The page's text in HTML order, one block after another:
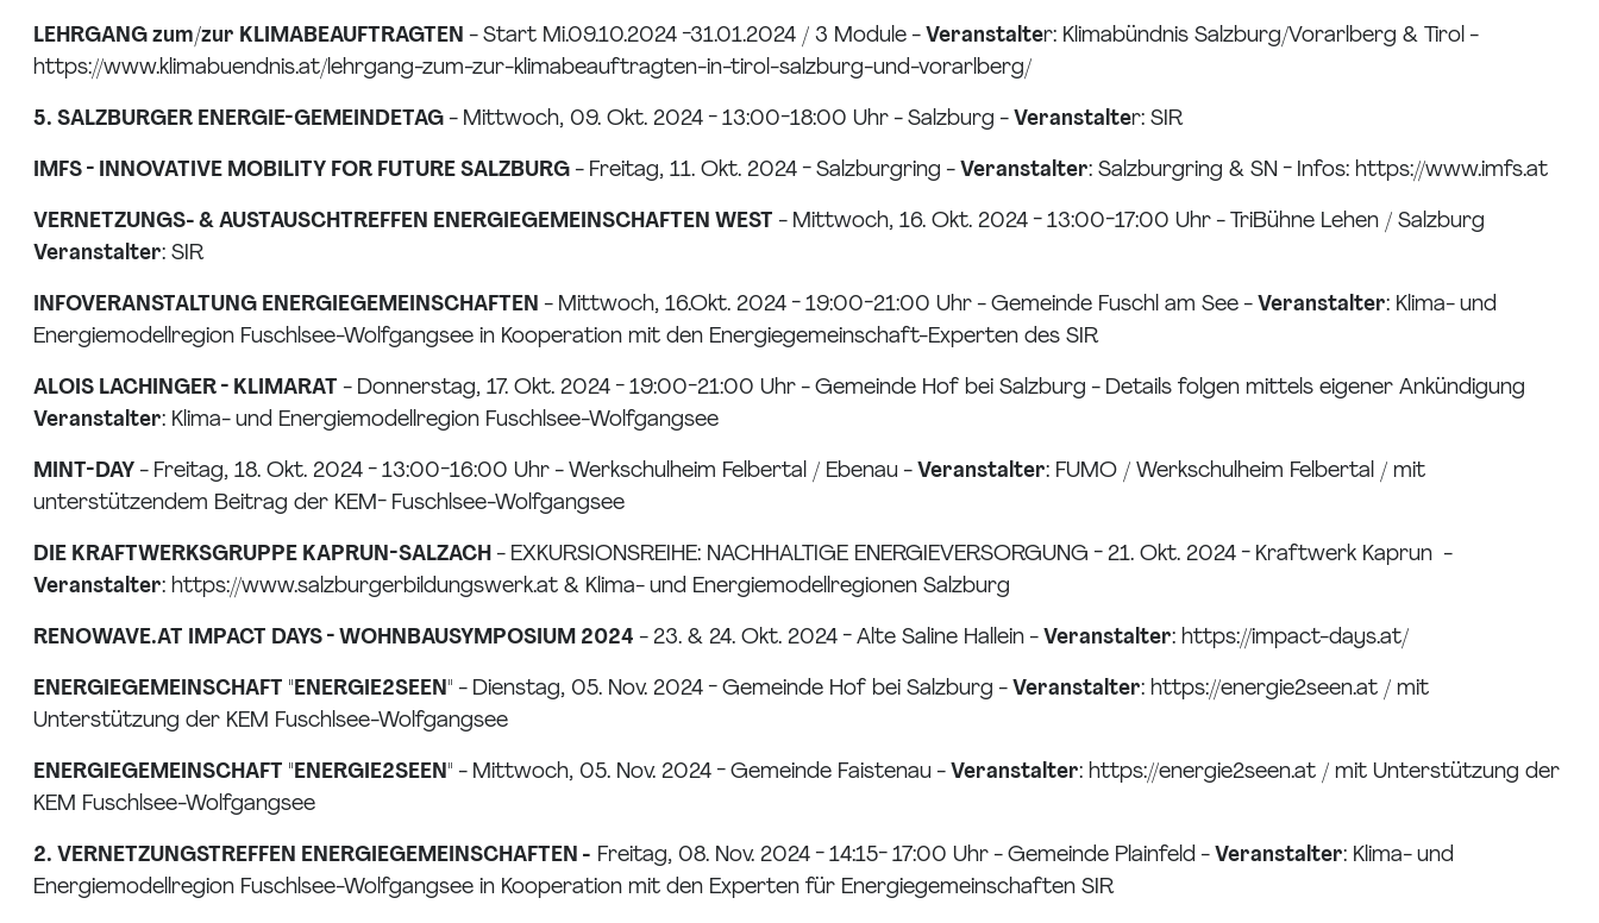
LEHRGANG zum/zur KLIMABEAUFTRAGTEN - Start Mi.09.10.2024 -31.01.2024 / 3 Module - Veranstalter: Klimabündnis Salzburg/Vorarlberg & Tirol -
https://www.klimabuendnis.at/lehrgang-zum-zur-klimabeauftragten-in-tirol-salzburg-und-vorarlberg/
5. SALZBURGER ENERGIE-GEMEINDETAG - Mittwoch, 09. Okt. 2024 - 13:00-18:00 Uhr - Salzburg - Veranstalter: SIR
IMFS - INNOVATIVE MOBILITY FOR FUTURE SALZBURG - Freitag, 11. Okt. 2024 - Salzburgring - Veranstalter: Salzburgring & SN - Infos: https://www.imfs.at
VERNETZUNGS- & AUSTAUSCHTREFFEN ENERGIEGEMEINSCHAFTEN WEST - Mittwoch, 16. Okt. 2024 - 13:00-17:00 Uhr - TriBühne Lehen / Salzburg
Veranstalter: SIR
INFOVERANSTALTUNG ENERGIEGEMEINSCHAFTEN - Mittwoch, 16.Okt. 2024 - 19:00-21:00 Uhr - Gemeinde Fuschl am See - Veranstalter: Klima- und
Energiemodellregion Fuschlsee-Wolfgangsee in Kooperation mit den Energiegemeinschaft-Experten des SIR
ALOIS LACHINGER - KLIMARAT - Donnerstag, 17. Okt. 2024 - 19:00-21:00 Uhr - Gemeinde Hof bei Salzburg - Details folgen mittels eigener Ankündigung
Veranstalter: Klima- und Energiemodellregion Fuschlsee-Wolfgangsee
MINT-DAY - Freitag, 18. Okt. 2024 - 13:00-16:00 Uhr - Werkschulheim Felbertal / Ebenau - Veranstalter: FUMO / Werkschulheim Felbertal / mit
unterstützendem Beitrag der KEM- Fuschlsee-Wolfgangsee
DIE KRAFTWERKSGRUPPE KAPRUN-SALZACH - EXKURSIONSREIHE: NACHHALTIGE ENERGIEVERSORGUNG - 21. Okt. 2024 - Kraftwerk Kaprun -
Veranstalter: https://www.salzburgerbildungswerk.at & Klima- und Energiemodellregionen Salzburg
RENOWAVE.AT IMPACT DAYS - WOHNBAUSYMPOSIUM 2024 - 23. & 24. Okt. 2024 - Alte Saline Hallein - Veranstalter: https://impact-days.at/
ENERGIEGEMEINSCHAFT "ENERGIE2SEEN" - Dienstag, 05. Nov. 2024 - Gemeinde Hof bei Salzburg - Veranstalter: https://energie2seen.at / mit
Unterstützung der KEM Fuschlsee-Wolfgangsee
ENERGIEGEMEINSCHAFT "ENERGIE2SEEN" - Mittwoch, 05. Nov. 2024 - Gemeinde Faistenau - Veranstalter: https://energie2seen.at / mit Unterstützung der
KEM Fuschlsee-Wolfgangsee
2. VERNETZUNGSTREFFEN ENERGIEGEMEINSCHAFTEN - Freitag, 08. Nov. 2024 - 14:15- 17:00 Uhr - Gemeinde Plainfeld - Veranstalter: Klima- und
Energiemodellregion Fuschlsee-Wolfgangsee in Kooperation mit den Experten für Energiegemeinschaften SIR